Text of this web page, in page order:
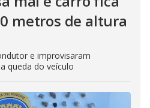
metros de altura
e improvisaram
queda do veículo